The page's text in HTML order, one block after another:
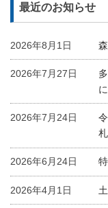
最近のお知らせ
2026年8月1日
2026年7月27日
2026年7月24日
2026年6月24日
2026年4月1日